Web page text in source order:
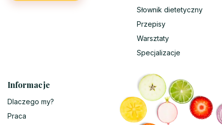
Słownik dietetyczny
Przepisy
Warsztaty
Specjalizacje
Informacje
Dlaczego my?
Praca